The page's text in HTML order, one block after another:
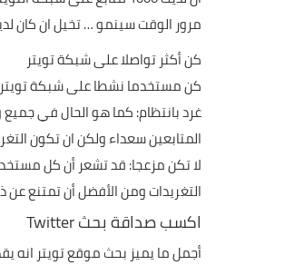
مرور الوقت سينمو … تخيل ان كان
كن أكثر تواصلا على شبكة تويتر
كن مستخدما نشطا على شبكة تويتر
غرد بانتظام: كما هو الحال في
المتابعين سعداء ولكن ان تكون
لا تكن مزعجا: قد تشعر أن كل
التغريدات ومن الأفضل أن تمتنع عن
اكسب صداقة بحث Twitter